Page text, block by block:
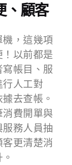
、顧客
，這幾項
以前都是
帳目、服
人工對
去查帳。
費開單與
務人員抽
更清楚消